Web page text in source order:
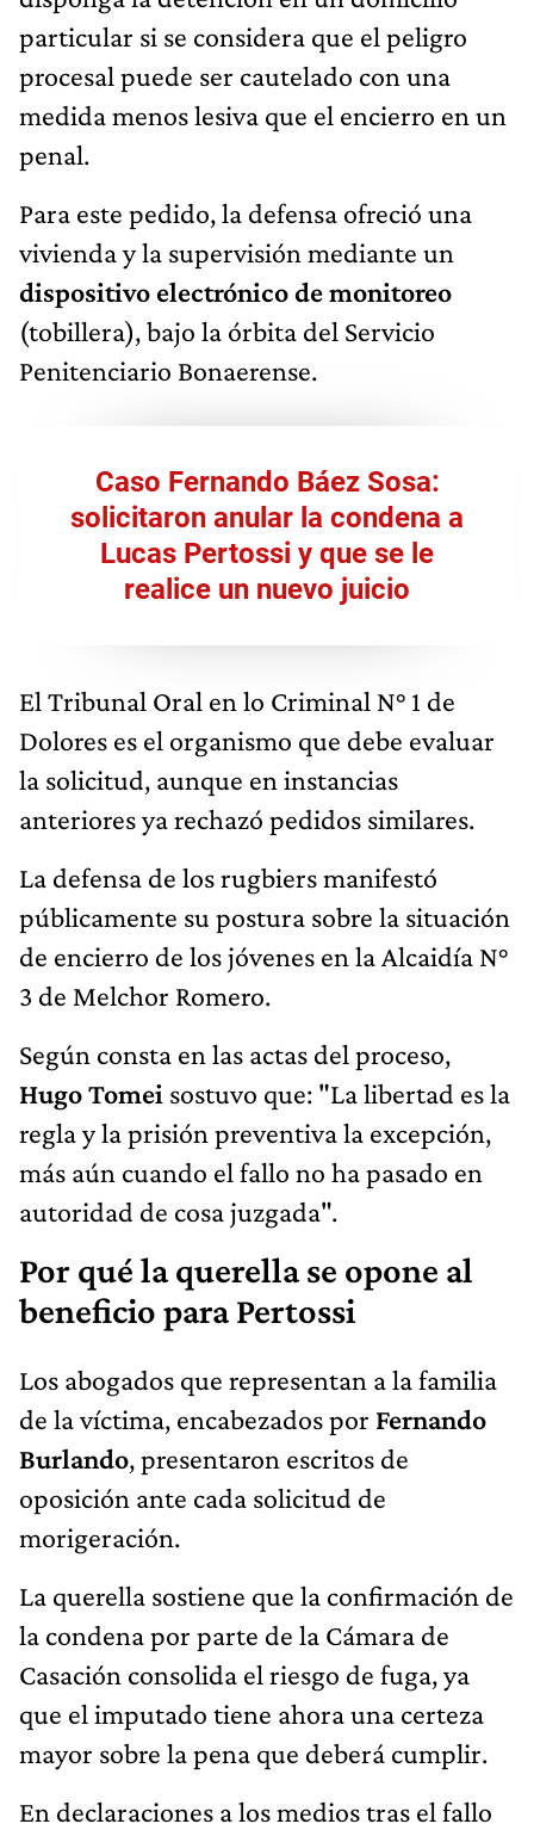
particular si se considera que el peligro
procesal puede ser cautelado con una
medida menos lesiva que el encierro en un
penal.
Para este pedido, la defensa ofreció una
vivienda y la supervisión mediante un
dispositivo electrónico de monitoreo
(tobillera), bajo la órbita del Servicio
Penitenciario Bonaerense.
Caso Fernando Báez Sosa:
solicitaron anular la condena a
Lucas Pertossi y que se le
realice un nuevo juicio
El Tribunal Oral en lo Criminal N° 1 de
Dolores es el organismo que debe evaluar
la solicitud, aunque en instancias
anteriores ya rechazó pedidos similares.
La defensa de los rugbiers manifestó
públicamente su postura sobre la situación
de encierro de los jóvenes en la Alcaidía N°
3 de Melchor Romero.
Según consta en las actas del proceso,
Hugo Tomei sostuvo que: "La libertad es la
regla y la prisión preventiva la excepción,
más aún cuando el fallo no ha pasado en
autoridad de cosa juzgada".
Por qué la querella se opone al
beneficio para Pertossi
Los abogados que representan a la familia
de la víctima, encabezados por Fernando
Burlando, presentaron escritos de
oposición ante cada solicitud de
morigeración.
La querella sostiene que la confirmación de
la condena por parte de la Cámara de
Casación consolida el riesgo de fuga, ya
que el imputado tiene ahora una certeza
mayor sobre la pena que deberá cumplir.
En declaraciones a los medios tras el fallo